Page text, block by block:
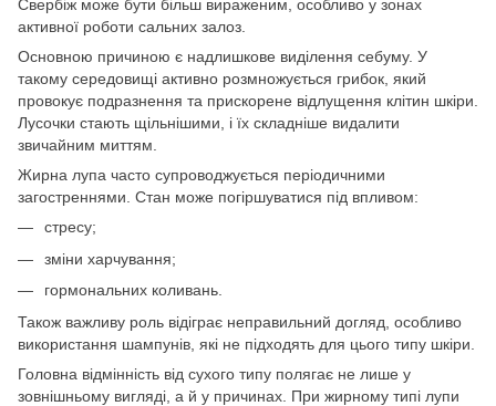
Свербіж може бути більш вираженим, особливо у зонах
активної роботи сальних залоз.
Основною причиною є надлишкове виділення себуму. У
такому середовищі активно розмножується грибок, який
провокує подразнення та прискорене відлущення клітин шкіри.
Лусочки стають щільнішими, і їх складніше видалити
звичайним миттям.
Жирна лупа часто супроводжується періодичними
загостреннями. Стан може погіршуватися під впливом:
стресу;
зміни харчування;
гормональних коливань.
Також важливу роль відіграє неправильний догляд, особливо
використання шампунів, які не підходять для цього типу шкіри.
Головна відмінність від сухого типу полягає не лише у
зовнішньому вигляді, а й у причинах. При жирному типі лупи